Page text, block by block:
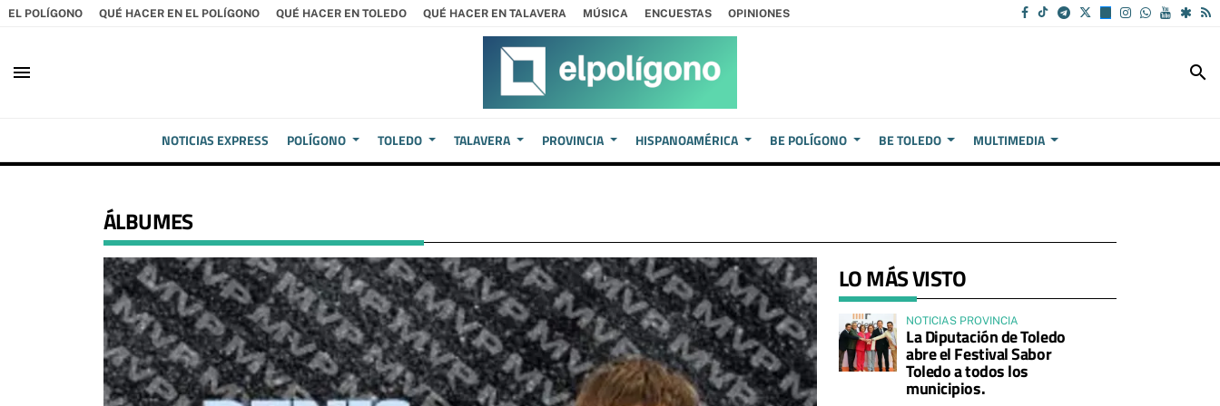
EL POLÍGONO QUÉ HACER EN EL POLÍGONO QUÉ HACER EN TOLEDO QUÉ HACER EN TALAVERA MÚSICA ENCUESTAS OPINIONES
menu search
NOTICIAS EXPRESS POLÍGONO TOLEDO TALAVERA PROVINCIA HISPANOAMÉRICA BE POLÍGONO BE TOLEDO MULTIMEDIA
ÁLBUMES
LO MÁS VISTO
NOTICIAS PROVINCIA
La Diputación de Toledo
abre el Festival Sabor
Toledo a todos los
municipios.